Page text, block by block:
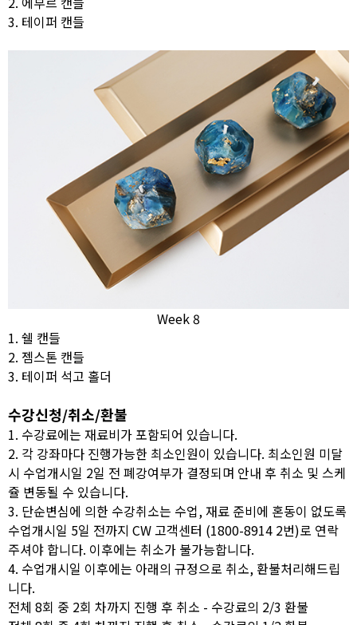
3. 테이퍼 캔들
Week 8
1. 쉘 캔들
2. 젬스톤 캔들
3. 테이퍼 석고 홀더
수강신청/취소/환불
1. 수강료에는 재료비가 포함되어 있습니다.
2. 각 강좌마다 진행가능한 최소인원이 있습니다. 최소인원 미달
시 수업개시일 2일 전 폐강여부가 결정되며 안내 후 취소 및 스케
쥴 변동될 수 있습니다.
3. 단순변심에 의한 수강취소는 수업, 재료 준비에 혼동이 없도록
수업개시일 5일 전까지 CW 고객센터 (1800-8914 2번)로 연락
주셔야 합니다. 이후에는 취소가 불가능합니다.
4. 수업개시일 이후에는 아래의 규정으로 취소, 환불처리해드립
니다.
전체 8회 중 2회 차까지 진행 후 취소 - 수강료의 2/3 환불